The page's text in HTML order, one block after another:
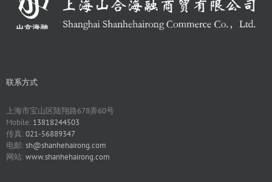
联系方式
上海市宝山区陆翔路678弄60号
Mobile: 13818244503
传真:021-56889347
电邮:sh@shanhehairong.com
网站:www.shanhehairong.com